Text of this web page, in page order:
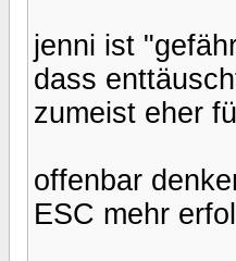
jenni ist
dass
zumeist eher
offenbar
ESC mehr